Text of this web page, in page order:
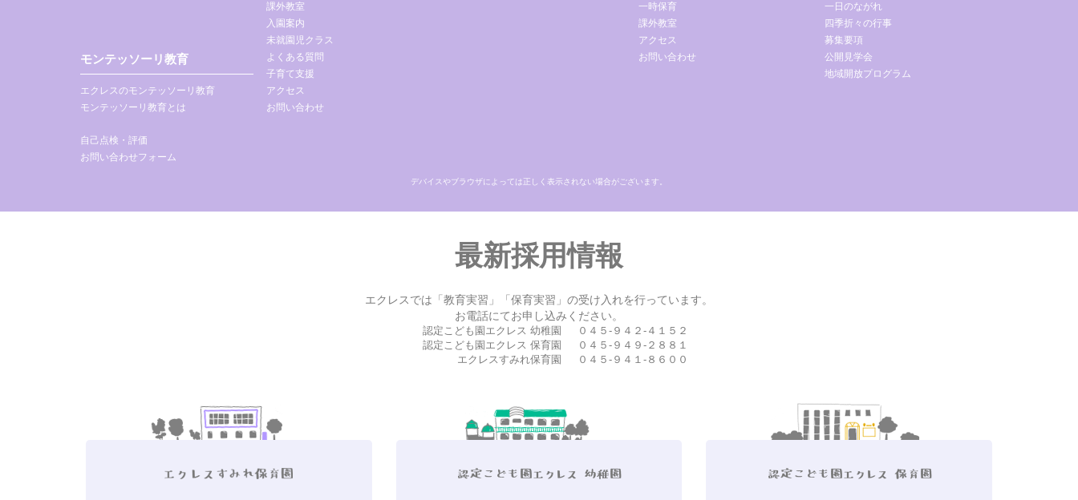
モンテッソーリ教育
エクレスのモンテッソーリ教育
モンテッソーリ教育とは
自己点検・評価
お問い合わせフォーム
課外教室
入園案内
未就園児クラス
よくある質問
子育て支援
アクセス
お問い合わせ
一時保育
課外教室
アクセス
お問い合わせ
一日のながれ
四季折々の行事
募集要項
公開見学会
地域開放プログラム
デバイスやブラウザによっては正しく表示されない場合がございます。
最新採用情報
エクレスでは「教育実習」「保育実習」の受け入れを行っています。
お電話にてお申し込みください。
認定こども園エクレス 幼稚園
０４５-９４２-４１５２
認定こども園エクレス 保育園
０４５-９４９-２８８１
エクレスすみれ保育園
０４５-９４１-８６００